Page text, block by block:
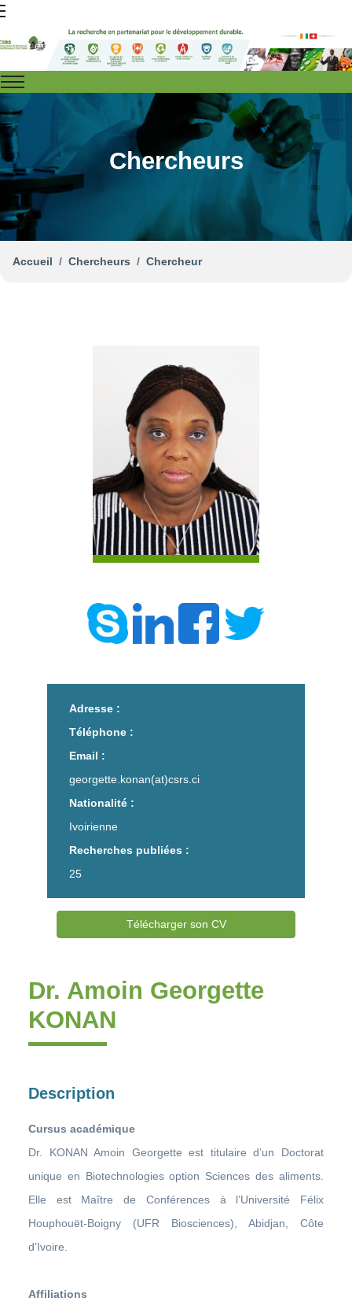
Chercheurs
Accueil Chercheurs Chercheur
Adresse :
Téléphone :
Email :
georgette.konan(at)csrs.ci
Nationalité :
Ivoirienne
Recherches publiées :
25
Télécharger son CV
Dr. Amoin Georgette
KONAN
Description
Cursus académique
Dr. KONAN Amoin Georgette est titulaire d’un Doctorat
unique en Biotechnologies option Sciences des aliments.
Elle est Maître de Conférences à l’Université Félix
Houphouët-Boigny (UFR Biosciences), Abidjan, Côte
d’Ivoire.
Affiliations